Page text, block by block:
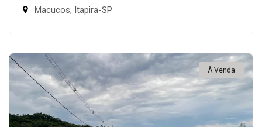
Macucos, Itapira-SP
À Venda